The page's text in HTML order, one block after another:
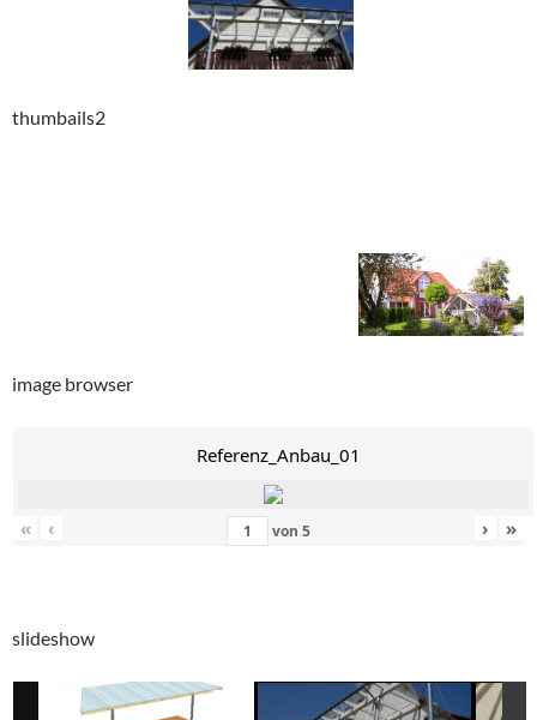
thumbails2
image browser
Referenz_Anbau_01
« ‹ von 5 › »
slideshow